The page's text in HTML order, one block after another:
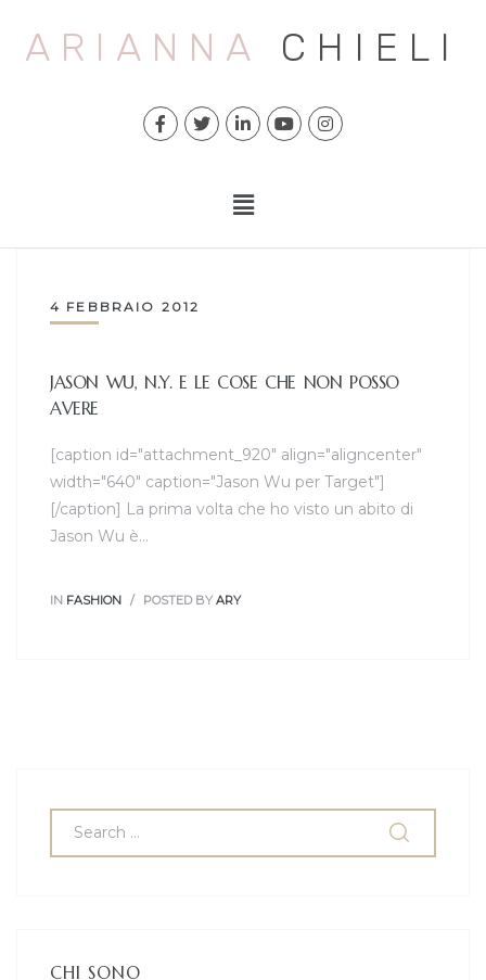
ARIANNA CHIELI
4 FEBBRAIO 2012
JASON WU, N.Y. E LE COSE CHE NON POSSO
AVERE
[caption id="attachment_920" align="aligncenter"
width="640" caption="Jason Wu per Target"]
[/caption] La prima volta che ho visto un abito di
Jason Wu è…
IN FASHION POSTED BY ARY
CHI SONO